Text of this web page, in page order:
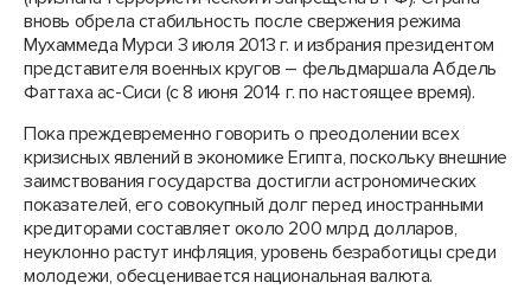
вновь обрела стабильность после свержения режима
Мухаммеда Мурси 3 июля 2013 г. и избрания президентом
представителя военных кругов – фельдмаршала Абдель
Фаттаха ас-Сиси (с 8 июня 2014 г. по настоящее время).
Пока преждевременно говорить о преодолении всех
кризисных явлений в экономике Египта, поскольку внешние
заимствования государства достигли астрономических
показателей, его совокупный долг перед иностранными
кредиторами составляет около 200 млрд долларов,
неуклонно растут инфляция, уровень безработицы среди
молодежи, обесценивается национальная валюта.